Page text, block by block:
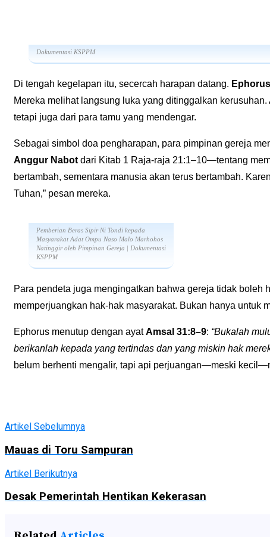
Dokumentasi KSPPM
Di tengah kegelapan itu, secercah harapan datang.
Mereka melihat langsung luka yang ditinggalkan
tetapi juga dari para tamu yang mendengar.
Sebagai simbol doa pengharapan, para pimpinan gereja
Anggur Nabot dari Kitab 1 Raja-raja 21:1–10—tentang
bertambah, sementara manusia akan terus bertambah.
Tuhan,” pesan mereka.
Pemberian Beras Sipir Ni Tondi kepada
Masyarakat Adat Ompu Naso Malo Marhohos
Natinggir oleh Pimpinan Gereja | Dokumentasi
KSPPM
Para pendeta juga mengingatkan bahwa gereja tidak
memperjuangkan hak-hak masyarakat. Bukan hanya untuk
Ephorus menutup dengan ayatAmsal 31:8–9: “Bukalah
berikanlah kepada yang tertindas dan yang miskin hak
belum berhenti mengalir, tapi api perjuangan—meski
Artikel Sebelumnya
Mauas di Toru Sampuran
Artikel Berikutnya
Desak Pemerintah Hentikan Kekerasan